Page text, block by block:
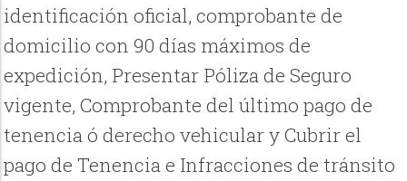
identificación oficial, comprobante de
domicilio con 90 días máximos de
expedición, Presentar Póliza de Seguro
vigente, Comprobante del último pago de
tenencia ó derecho vehicular y Cubrir el
pago de Tenencia e Infracciones de tránsito